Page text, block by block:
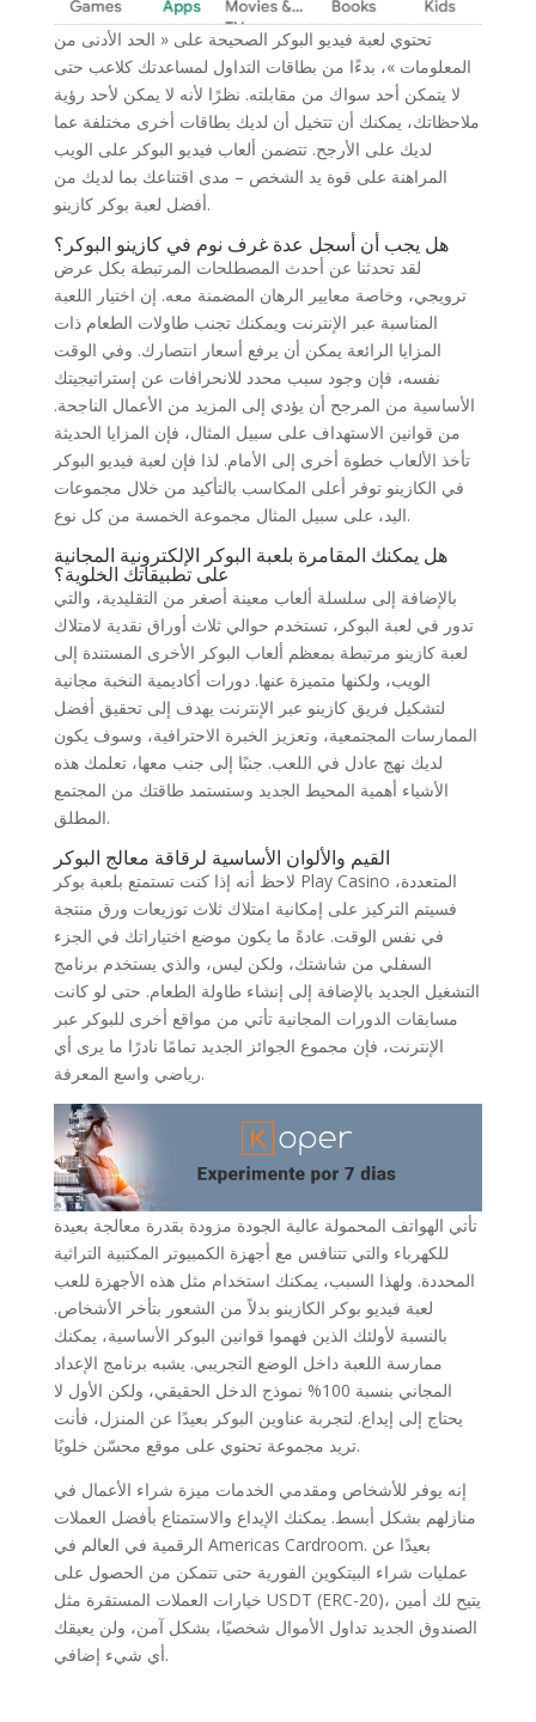
تحتوي لعبة فيديو البوكر الصحيحة على « الحد الأدنى من
المعلومات »، بدءًا من بطاقات التداول لمساعدتك كلاعب حتى
لا يتمكن أحد سواك من مقابلته. نظرًا لأنه لا يمكن لأحد رؤية
ملاحظاتك، يمكنك أن تتخيل أن لديك بطاقات أخرى مختلفة عما
لديك على الأرجح. تتضمن ألعاب فيديو البوكر على الويب
المراهنة على قوة يد الشخص – مدى اقتناعك بما لديك من
أفضل لعبة بوكر كازينو.
هل يجب أن أسجل عدة غرف نوم في كازينو البوكر؟
لقد تحدثنا عن أحدث المصطلحات المرتبطة بكل عرض
ترويجي، وخاصة معايير الرهان المضمنة معه. إن اختيار اللعبة
المناسبة عبر الإنترنت ويمكنك تجنب طاولات الطعام ذات
المزايا الرائعة يمكن أن يرفع أسعار انتصارك. وفي الوقت
نفسه، فإن وجود سبب محدد للانحرافات عن إستراتيجيتك
الأساسية من المرجح أن يؤدي إلى المزيد من الأعمال الناجحة.
من قوانين الاستهداف على سبيل المثال، فإن المزايا الحديثة
تأخذ الألعاب خطوة أخرى إلى الأمام. لذا فإن لعبة فيديو البوكر
في الكازينو توفر أعلى المكاسب بالتأكيد من خلال مجموعات
اليد، على سبيل المثال مجموعة الخمسة من كل نوع.
هل يمكنك المقامرة بلعبة البوكر الإلكترونية المجانية
على تطبيقاتك الخلوية؟
بالإضافة إلى سلسلة ألعاب معينة أصغر من التقليدية، والتي
تدور في لعبة البوكر، تستخدم حوالي ثلاث أوراق نقدية لامتلاك
لعبة كازينو مرتبطة بمعظم ألعاب البوكر الأخرى المستندة إلى
الويب، ولكنها متميزة عنها. دورات أكاديمية النخبة مجانية
لتشكيل فريق كازينو عبر الإنترنت يهدف إلى تحقيق أفضل
الممارسات المجتمعية، وتعزيز الخبرة الاحترافية، وسوف يكون
لديك نهج عادل في اللعب. جنبًا إلى جنب معها، تعلمك هذه
الأشياء أهمية المحيط الجديد وستستمد طاقتك من المجتمع
المطلق.
القيم والألوان الأساسية لرقاقة معالج البوكر
لاحظ أنه إذا كنت تستمتع بلعبة بوكر Play Casino المتعددة،
فسيتم التركيز على إمكانية امتلاك ثلاث توزيعات ورق منتجة
في نفس الوقت. عادةً ما يكون موضع اختياراتك في الجزء
السفلي من شاشتك، ولكن ليس، والذي يستخدم برنامج
التشغيل الجديد بالإضافة إلى إنشاء طاولة الطعام. حتى لو كانت
مسابقات الدورات المجانية تأتي من مواقع أخرى للبوكر عبر
الإنترنت، فإن مجموع الجوائز الجديد تمامًا نادرًا ما يرى أي
رياضي واسع المعرفة.
تأتي الهواتف المحمولة عالية الجودة مزودة بقدرة معالجة بعيدة
للكهرباء والتي تتنافس مع أجهزة الكمبيوتر المكتبية التراثية
المحددة. ولهذا السبب، يمكنك استخدام مثل هذه الأجهزة للعب
لعبة فيديو بوكر الكازينو بدلاً من الشعور بتأخر الأشخاص.
بالنسبة لأولئك الذين فهموا قوانين البوكر الأساسية، يمكنك
ممارسة اللعبة داخل الوضع التجريبي. يشبه برنامج الإعداد
المجاني بنسبة 100% نموذج الدخل الحقيقي، ولكن الأول لا
يحتاج إلى إيداع. لتجربة عناوين البوكر بعيدًا عن المنزل، فأنت
تريد مجموعة تحتوي على موقع محسّن خلويًا.
إنه يوفر للأشخاص ومقدمي الخدمات ميزة شراء الأعمال في
منازلهم بشكل أبسط. يمكنك الإيداع والاستمتاع بأفضل العملات
الرقمية في العالم في Americas Cardroom. بعيدًا عن
عمليات شراء البيتكوين الفورية حتى تتمكن من الحصول على
خيارات العملات المستقرة مثل USDT (ERC-20)، يتيح لك أمين
الصندوق الجديد تداول الأموال شخصيًا، بشكل آمن، ولن يعيقك
أي شيء إضافي.